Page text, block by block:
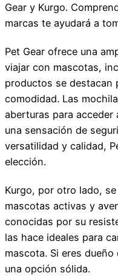
Gear y Kurgo.
marcas te ayudará a
Pet Gear ofrece una
viajar con mascotas,
productos se destacan
comodidad. Las
aberturas para
una sensación de
versatilidad y calidad,
elección.
Kurgo, por otro lado,
mascotas activas y
conocidas por su
las hace ideales para
mascota. Si eres
una opción sólida.